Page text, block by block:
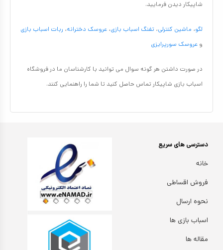
شاپیکار دیدن فرمایید.
لگو، ماشین کنترلی، تفنگ اسباب بازی، عروسک دخترانه، ربات اسباب بازی
و عروسک سورپرایزی
در صورت داشتن هر گونه سوال می توانید با کارشناسان ما در فروشگاه
اسباب بازی شاپیکار تماس حاصل کنید تا شما را راهنمایی کنند.
دسترسی های سریع
خانه
فروش اقساطی
نحوه ارسال
اسباب بازی ها
مقاله ها